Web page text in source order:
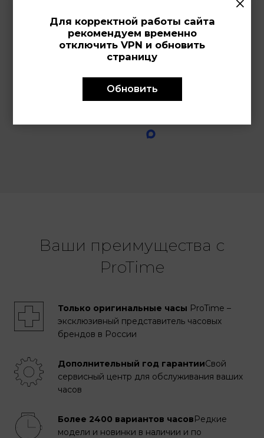
Свяжитесь с нами удобным
для вас способом.
По телефону или мессенджеру
Ваши преимущества с
ProTime
Только оригинальные часы ProTime –
эксклюзивный представитель часовых
брендов в России
Дополнительный год гарантииСвой
сервисный центр для обслуживания ваших
часов
Более 2400 вариантов часовРедкие
модели и новинки в наличии и по
Для корректной работы сайта
рекомендуем временно
отключить VPN и обновить
страницу
Обновить